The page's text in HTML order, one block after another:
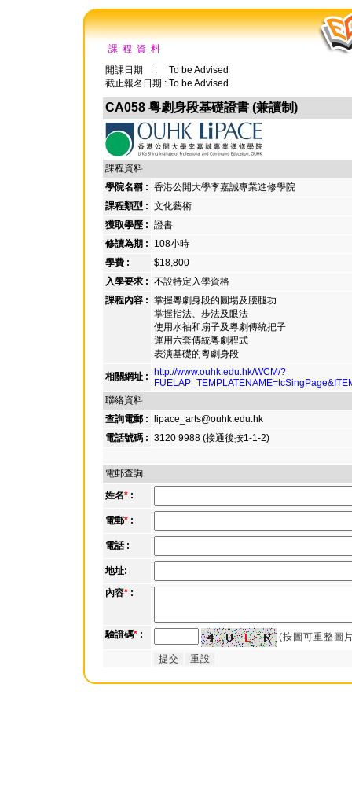
課 程 資 料
開課日期 : To be Advised
截止報名日期 : To be Advised
CA058 粵劇身段基礎證書 (兼讀制)
課程資料
學院名稱 : 香港公開大學李嘉誠專業進修學院
課程類型 : 文化藝術
獲取學歷 : 證書
修讀為期 :
108小時
學費 :
$18,800
入學要求 : 不設特定入學資格
課程內容 : 掌握粵劇身段的圓場及腰腿功
掌握指法、步法及眼法
使用水袖和扇子及粵劇傳統把子
運用六套傳統粵劇程式
表演基礎的粵劇身段
相關網址 :
http://www.ouhk.edu.hk/WCM/?
聯絡資料
查詢電郵 :
lipace_arts@ouhk.edu.hk
電話號碼 : 3120 9988 (接通後按1-1-2)
電郵查詢
姓名* :
電郵* :
電話 :
地址:
內容* :
驗證碼* : (按圖可重整